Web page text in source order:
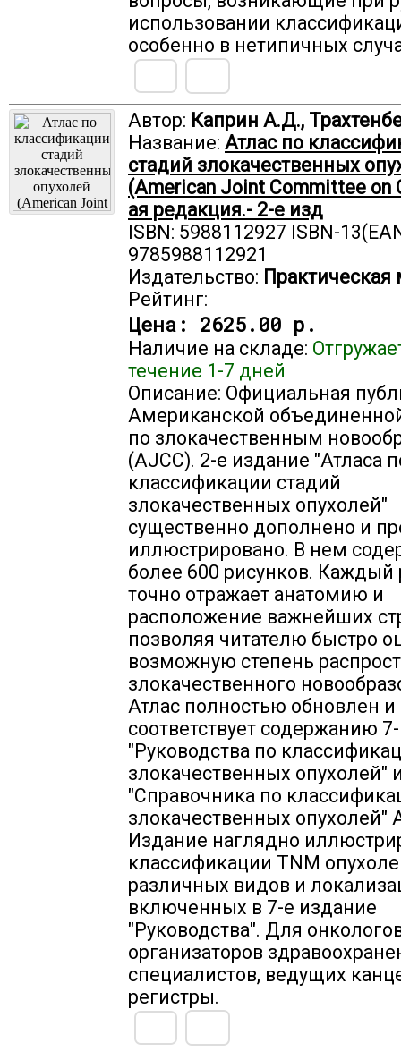
использовании
особенно в нетипичных
Автор: Каприн А.Д.,
Название: Атлас по
стадий злокачественных
(American Joint Committee on
ая редакция.- 2-е изд
ISBN: 5988112927 ISBN-
9785988112921
Издательство:
Рейтинг:
Цена: 2625.00 р.
Наличие на складе:
течение 1-7 дней
Описание: Официальная
Американской
по злокачественным
(AJCC). 2-е издание "Атласа
классификации стадий
злокачественных опухолей"
существенно дополнено и
иллюстрировано. В нем
более 600 рисунков. Каждый
точно отражает анатомию и
расположение важнейших
позволяя читателю быстро
возможную степень
злокачественного
Атлас полностью обновлен и
соответствует содержанию
"Руководства по
злокачественных опухолей"
"Справочника по
злокачественных опухолей"
Издание наглядно
классификации TNM
различных видов и
включенных в 7-е издание
"Руководства". Для
организаторов
специалистов, ведущих
регистры.